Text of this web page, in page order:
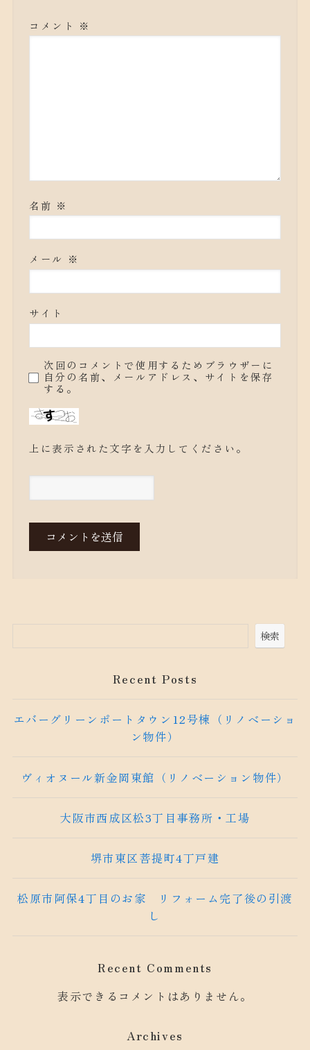
コメント ※
名前 ※
メール ※
サイト
次回のコメントで使用するためブラウザーに
自分の名前、メールアドレス、サイトを保存
する。
上に表示された文字を入力してください。
検索
Recent Posts
エバーグリーンポートタウン12号棟（リノベーショ
ン物件）
ヴィオヌール新金岡東館（リノベーション物件）
大阪市西成区松3丁目事務所・工場
堺市東区菩提町4丁戸建
松原市阿保4丁目のお家 リフォーム完了後の引渡
し
Recent Comments
表示できるコメントはありません。
Archives